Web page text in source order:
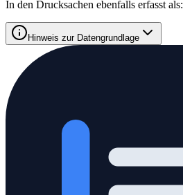
In den Drucksachen ebenfalls erfasst als:
Hinweis zur Datengrundlage